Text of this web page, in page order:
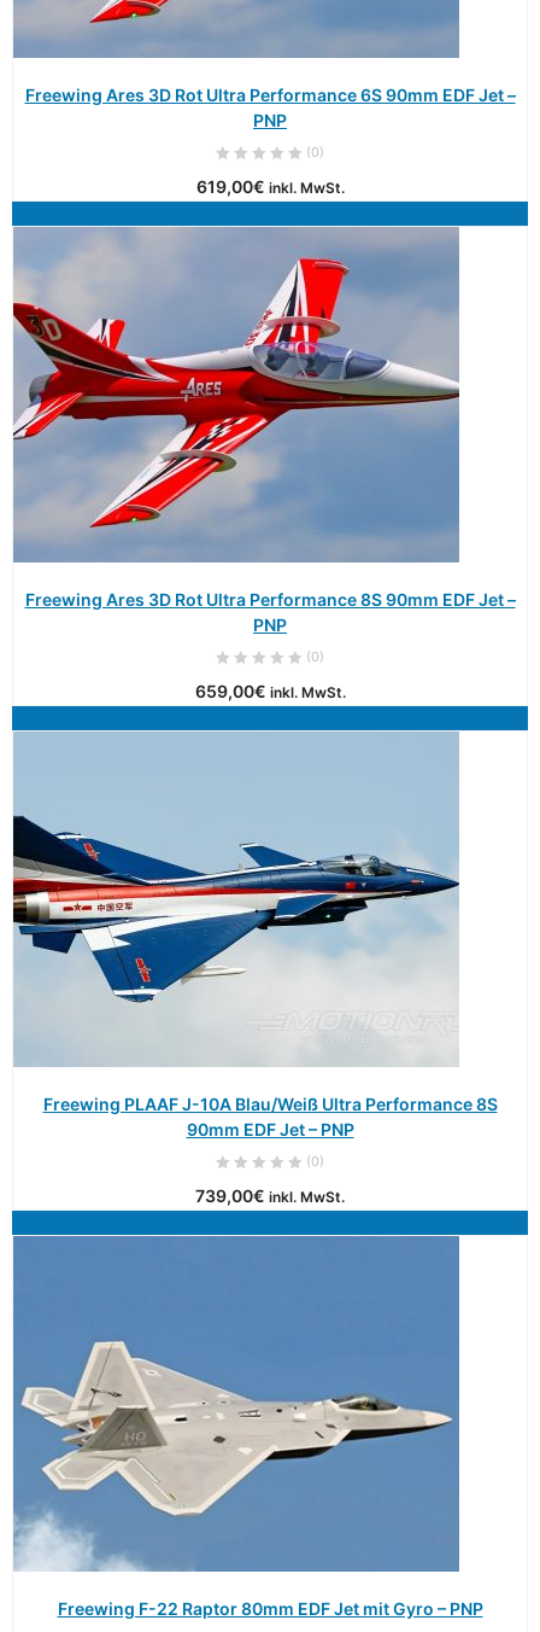
Freewing Ares 3D Rot Ultra Performance 6S 90mm EDF Jet –
PNP
(0)
619,00€ inkl. MwSt.
Freewing Ares 3D Rot Ultra Performance 8S 90mm EDF Jet –
PNP
(0)
659,00€ inkl. MwSt.
Freewing PLAAF J-10A Blau/Weiß Ultra Performance 8S
90mm EDF Jet – PNP
(0)
739,00€ inkl. MwSt.
Freewing F-22 Raptor 80mm EDF Jet mit Gyro – PNP